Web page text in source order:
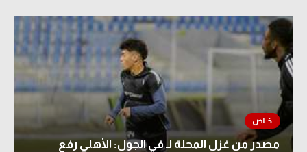
مصدر من غزل المحلة لـ في الجول: الأهلي رفع